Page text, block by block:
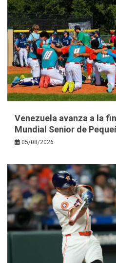
Venezuela avanza a la
Mundial Senior de
05/08/2026